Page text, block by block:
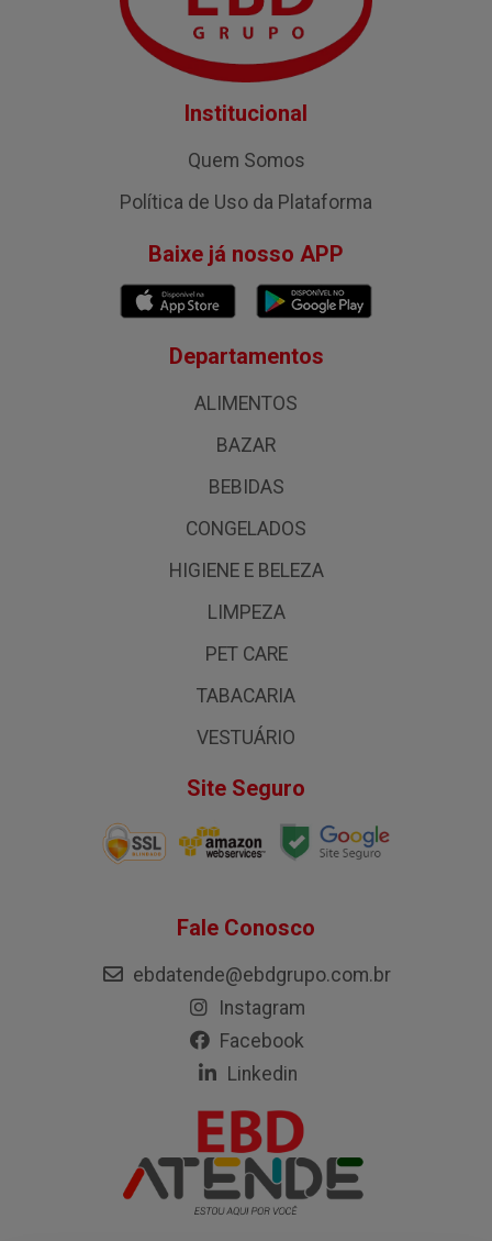
Institucional
Quem Somos
Política de Uso da Plataforma
Baixe já nosso APP
Departamentos
ALIMENTOS
BAZAR
BEBIDAS
CONGELADOS
HIGIENE E BELEZA
LIMPEZA
PET CARE
TABACARIA
VESTUÁRIO
Site Seguro
Fale Conosco
ebdatende@ebdgrupo.com.br
Instagram
Facebook
Linkedin